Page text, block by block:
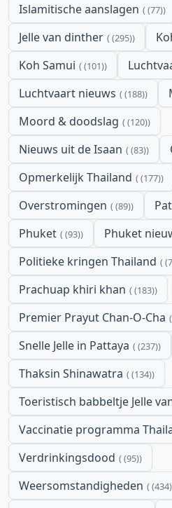
Islamitische aanslagen (77)
Jelle van dinther (295)
Koh Samui (101)
Luchtvaart nieuws (188)
Moord & doodslag (120)
Nieuws uit de Isaan (83)
Opmerkelijk Thailand (177)
Overstromingen (89)
Phuket (93) Phuket
Politieke kringen Thailand
Prachuap khiri khan (183)
Premier Prayut Chan-O-Cha
Snelle Jelle in Pattaya (237)
Thaksin Shinawatra (134)
Toeristisch babbeltje Jelle
Vaccinatie programma
Verdrinkingsdood (95)
Weersomstandigheden (434)